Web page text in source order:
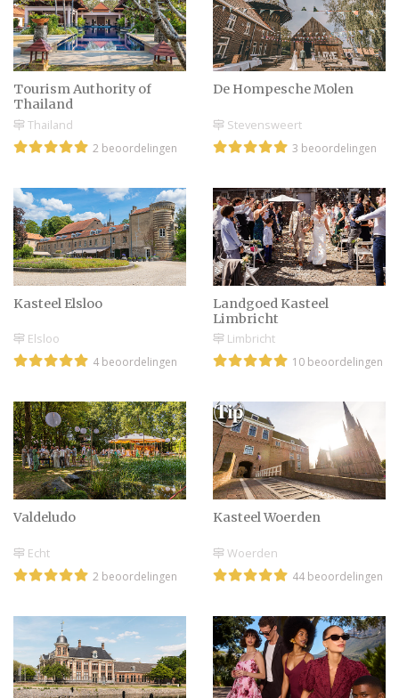
Tourism Authority of
Thailand
Thailand
2 beoordelingen
De Hompesche Molen
Stevensweert
3 beoordelingen
Kasteel Elsloo
Elsloo
4 beoordelingen
Landgoed Kasteel
Limbricht
Limbricht
10 beoordelingen
Valdeludo
Echt
2 beoordelingen
Kasteel Woerden
Woerden
44 beoordelingen
Behind the scenes
11-14
Bruidsjurken van Viktor
Huwelijksinspiratie op
‘Lommerrijk’ in
Rotterdam wint
prestigieuze prijs
Huwelijk op luchthaven
Huwelijksaanzoek valt in
het water